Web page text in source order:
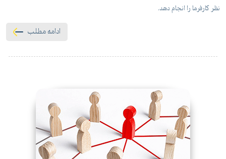
نظر کارفرما را انجام دهد.
ادامه مطلب